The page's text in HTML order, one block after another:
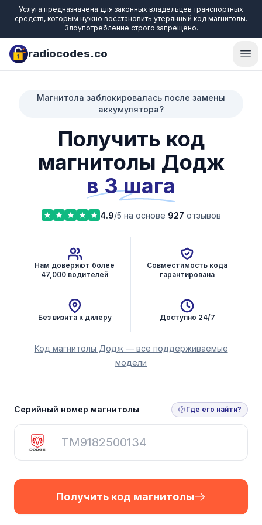
Услуга предназначена для законных владельцев транспортных
средств, которым нужно восстановить утерянный код магнитолы.
Злоупотребление строго запрещено.
radiocodes.co
Магнитола заблокировалась после замены
аккумулятора?
Получить код
магнитолы Додж
в 3 шага
4.9/5 на основе 927 отзывов
Нам доверяют более
47,000 водителей
Совместимость кода
гарантирована
Без визита к дилеру Доступно 24/7
Код магнитолы Додж — все поддерживаемые
модели
Получить код магнитолы
Серийный номер магнитолы Где его найти?
Получить код магнитолы